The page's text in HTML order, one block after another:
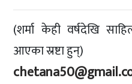
(शर्मा केही वर्षदेखि
आएका स्रष्टा हुन्)